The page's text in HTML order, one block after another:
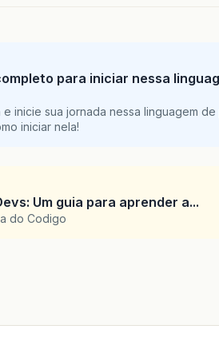
para iniciar nessa
inicie sua jornada nessa linguagem
iniciar nela!
Um guia para aprender a...
do Codigo